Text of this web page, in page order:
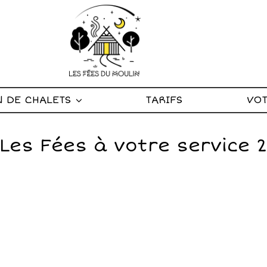
DE CHALETS TARIFS
Les Fées à votre service 2